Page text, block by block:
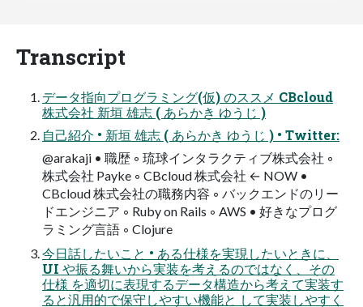
Transcript
データ指向プログラミング(仮) のススメ CBcloud
株式会社 新垣 雄志 ( あらかき ゆうじ )
自己紹介 • 新垣 雄志 ( あらかき ゆうじ ) • Twitter:
@arakaji • 職歴 ◦ 琉球インタラクティブ株式会社 ◦
株式会社 Payke ◦ CBcloud 株式会社 ← NOW •
CBcloud 株式会社の職務内容 ◦ バックエンドのリー
ドエンジニア ◦ Ruby on Rails ◦ AWS • 好きなプログ
ラミング言語 ◦ Clojure
今日話したいこと • ある仕様を実現したいときに、
UI や振る舞いから実装を考えるのではなく、その
仕様 を適切に表現するデータ構造から考えて実装す
ると汎用的で保守しやすい機能と して実装しやすく